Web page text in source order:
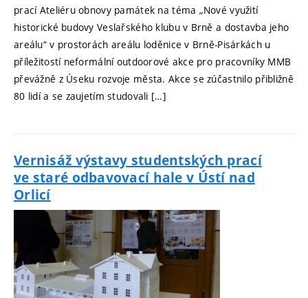
prací Ateliéru obnovy památek na téma „Nové využití
historické budovy Veslařského klubu v Brně a dostavba jeho
areálu“ v prostorách areálu loděnice v Brně-Pisárkách u
příležitostí neformální outdoorové akce pro pracovníky MMB
převážně z Úseku rozvoje města. Akce se zúčastnilo přibližně
80 lidí a se zaujetím studovali […]
Vernisáž výstavy studentských prací
ve staré odbavovací hale v Ústí nad
Orlicí